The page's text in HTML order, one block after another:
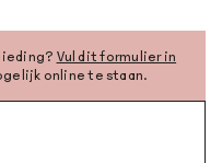
Vul dit formulier in
online te staan.